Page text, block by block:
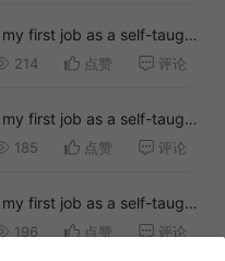
first job as a self-taught
214 点赞 评论
first job as a self-taught
185 点赞 评论
first job as a self-taught
196 点赞 评论